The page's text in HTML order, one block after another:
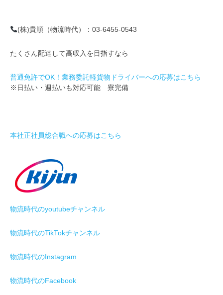
(株)貴順（物流時代）：03-6455-0543
たくさん配達して高収入を目指すなら
普通免許でOK！業務委託軽貨物ドライバーへの応募はこちら
※日払い・週払いも対応可能 寮完備
本社正社員総合職への応募はこちら
物流時代のyoutubeチャンネル
物流時代のTikTokチャンネル
物流時代のInstagram
物流時代のFacebook